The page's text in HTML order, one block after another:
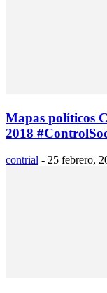
Mapas políticos
2018
contrial - 25 febrero,